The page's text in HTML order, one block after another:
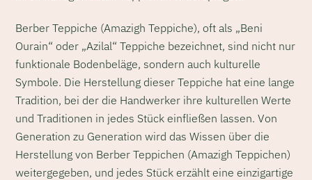
Berber Teppiche (Amazigh Teppiche), oft als „Beni
Ourain“ oder „Azilal“ Teppiche bezeichnet, sind nicht nur
funktionale Bodenbeläge, sondern auch kulturelle
Symbole. Die Herstellung dieser Teppiche hat eine lange
Tradition, bei der die Handwerker ihre kulturellen Werte
und Traditionen in jedes Stück einfließen lassen. Von
Generation zu Generation wird das Wissen über die
Herstellung von Berber Teppichen (Amazigh Teppichen)
weitergegeben, und jedes Stück erzählt eine einzigartige